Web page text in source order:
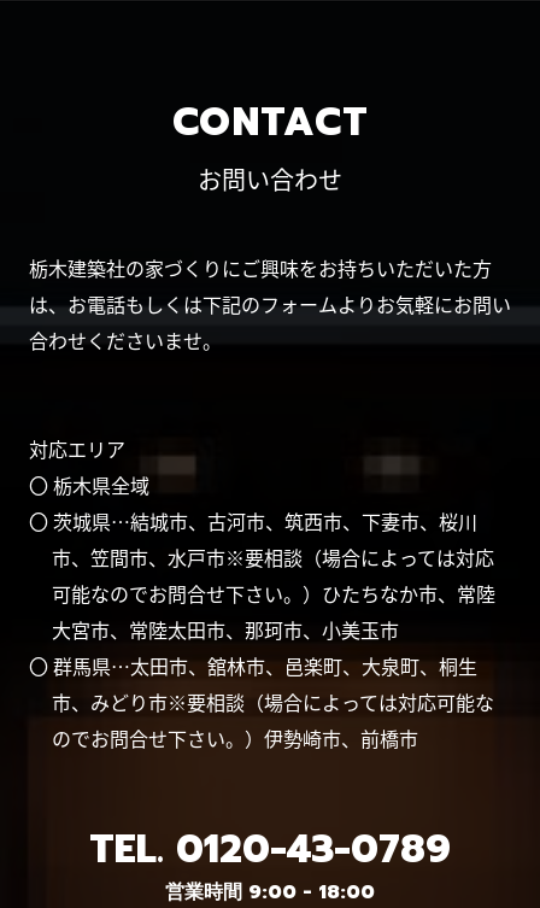
CONTACT
お問い合わせ
栃木建築社の家づくりにご興味をお持ちいただいた方
は、お電話もしくは下記のフォームよりお気軽にお問い
合わせくださいませ。
対応エリア
〇 栃木県全域
〇 茨城県…結城市、古河市、筑西市、下妻市、桜川
市、笠間市、水戸市※要相談（場合によっては対応
可能なのでお問合せ下さい。）ひたちなか市、常陸
大宮市、常陸太田市、那珂市、小美玉市
〇 群馬県…太田市、舘林市、邑楽町、大泉町、桐生
市、みどり市※要相談（場合によっては対応可能な
のでお問合せ下さい。）伊勢崎市、前橋市
TEL. 0120-43-0789
営業時間 9:00 - 18:00